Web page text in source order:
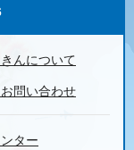
んについて
問い合わせ
ター